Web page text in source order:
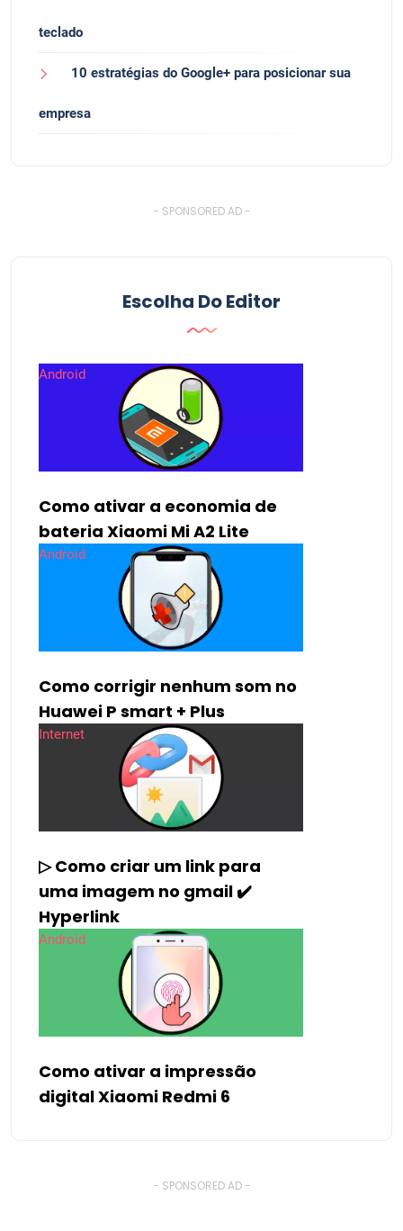
teclado
10 estratégias do Google+ para posicionar sua
empresa
- SPONSORED AD -
Escolha Do Editor
Android
Como ativar a economia de
bateria Xiaomi Mi A2 Lite
Android
Como corrigir nenhum som no
Huawei P smart + Plus
Internet
▷ Como criar um link para
uma imagem no gmail ✔️
Hyperlink
Android
Como ativar a impressão
digital Xiaomi Redmi 6
- SPONSORED AD -